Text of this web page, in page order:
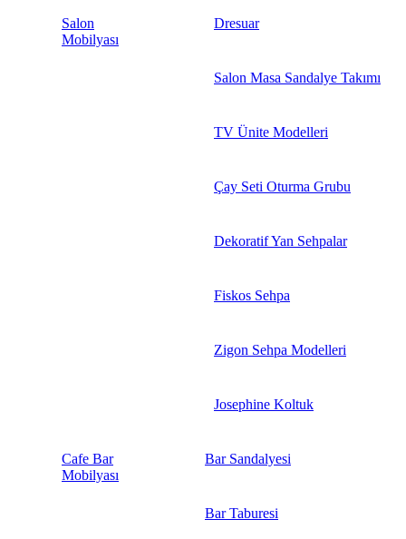
Salon
Mobilyası
Dresuar
Salon Masa Sandalye Takımı
TV Ünite Modelleri
Çay Seti Oturma Grubu
Dekoratif Yan Sehpalar
Fiskos Sehpa
Zigon Sehpa Modelleri
Josephine Koltuk
Cafe Bar
Mobilyası
Bar Sandalyesi
Bar Taburesi